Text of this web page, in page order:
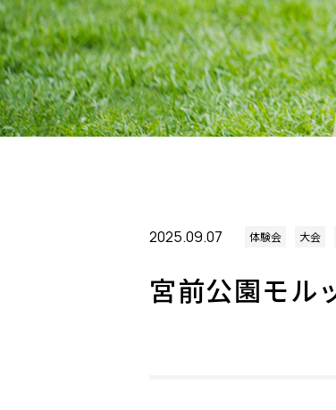
2025.09.07 体験会 大会
宮前公園モ